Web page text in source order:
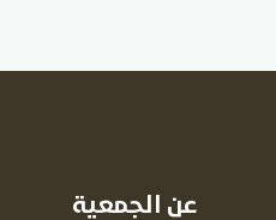
عن الجمعية